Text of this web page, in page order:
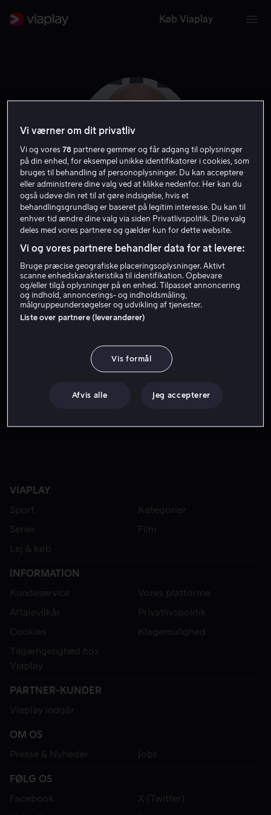
Køb Viaplay
John Michael
McDonagh
Producer Instruktør
VIAPLAY
Sport
Kategorier
Serier
Film
Lej & køb
INFORMATION
Kundeservice
Vores platforme
Aftalevilkår
Privatlivspolitik
Cookies
Klagemulighed
Tilgængelighed hos
Viaplay
PARTNER-KUNDER
Viaplay indgår
OM OS
Presse & Nyheder
Jobs
FØLG OS
Facebook
X (Twitter)
Vi værner om dit privatliv
Vi og vores78 partnere gemmer og får adgang til oplysninger
på din enhed, for eksempel unikke identifikatorer i cookies, som
bruges til behandling af personoplysninger. Du kan acceptere
eller administrere dine valg ved at klikke nedenfor. Her kan du
også udøve din ret til at gøre indsigelse, hvis et
behandlingsgrundlag er baseret på legitim interesse. Du kan til
enhver tid ændre dine valg via siden Privatlivspolitik. Dine valg
deles med vores partnere og gælder kun for dette website.
Vi og vores partnere behandler data for at levere:
Bruge præcise geografiske placeringsoplysninger. Aktivt
scanne enhedskarakteristika til identifikation. Opbevare
og/eller tilgå oplysninger på en enhed. Tilpasset annoncering
og indhold, annoncerings- og indholdsmåling,
målgruppeundersøgelser og udvikling af tjenester.
Liste over partnere (leverandører)
Vis formål
Afvis alle Jeg accepterer